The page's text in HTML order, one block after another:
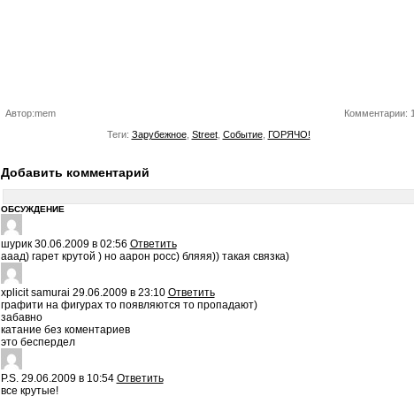
Автор:mem
Комментарии:
Теги: Зарубежное, Street, Событие, ГОРЯЧО!
Добавить комментарий
ОБСУЖДЕНИЕ
шурик 30.06.2009 в 02:56 Ответить
ааад) гарет крутой ) но аарон росс) бляяя)) такая связка)
xplicit samurai 29.06.2009 в 23:10 Ответить
графити на фигурах то появляются то пропадают)
забавно
катание без коментариев
это беспердел
P.S. 29.06.2009 в 10:54 Ответить
все крутые!